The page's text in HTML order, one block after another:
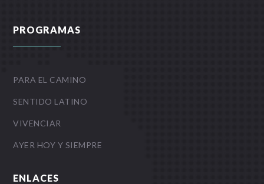
PROGRAMAS
PARA EL CAMINO
SENTIDO LATINO
VIVENCIAR
AYER HOY Y SIEMPRE
ENLACES